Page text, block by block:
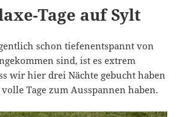
Tage auf Sylt
schon tiefenentspannt von
sind, ist es extrem
wir hier drei Nächte gebucht haben
Tage zum Ausspannen haben.